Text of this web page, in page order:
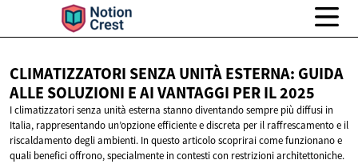
CLIMATIZZATORI SENZA UNITÀ ESTERNA: GUIDA
ALLE SOLUZIONI E AI VANTAGGI PERIL 2025
I climatizzatori senza unità esterna stanno diventando sempre più diffusi in
Italia, rappresentando un’opzione efficiente e discreta per il raffrescamento e il
riscaldamento degli ambienti. In questo articolo scoprirai come funzionano e
quali benefici offrono, specialmente in contesti con restrizioni architettoniche.